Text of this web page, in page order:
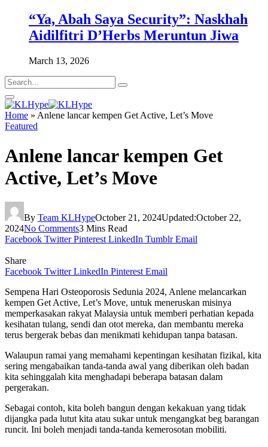
“Ya, Abah Saya Security”: Naskhah
Aidilfitri D’Herbs Meruntun Jiwa
March 13, 2026
Home » Anlene lancar kempen Get Active, Let’s Move
Featured
Anlene lancar kempen Get
Active, Let’s Move
By Team KLHypeOctober 21, 2024Updated:October 22,
2024No Comments3 Mins Read
Facebook Twitter Pinterest LinkedIn Tumblr Email
Share
Facebook Twitter LinkedIn Pinterest Email
Sempena Hari Osteoporosis Sedunia 2024, Anlene melancarkan
kempen Get Active, Let’s Move, untuk meneruskan misinya
memperkasakan rakyat Malaysia untuk memberi perhatian kepada
kesihatan tulang, sendi dan otot mereka, dan membantu mereka
terus bergerak bebas dan menikmati kehidupan tanpa batasan.
Walaupun ramai yang memahami kepentingan kesihatan fizikal, kita
sering mengabaikan tanda-tanda awal yang diberikan oleh badan
kita sehinggalah kita menghadapi beberapa batasan dalam
pergerakan.
Sebagai contoh, kita boleh bangun dengan kekakuan yang tidak
dijangka pada lutut kita atau sukar untuk mengangkat beg barangan
runcit. Ini boleh menjadi tanda-tanda kemerosotan mobiliti.